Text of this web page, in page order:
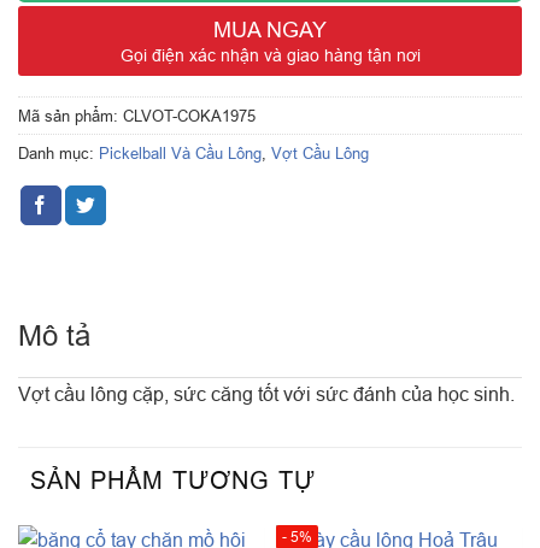
MUA NGAY
Gọi điện xác nhận và giao hàng tận nơi
Mã sản phẩm: CLVOT-COKA1975
Danh mục: Pickelball Và Cầu Lông Vợt Cầu Lông
Mô tả
Vợt cầu lông cặp, sức căng tốt với sức đánh của học sinh.
SẢN PHẨM TƯƠNG TỰ
- 5%